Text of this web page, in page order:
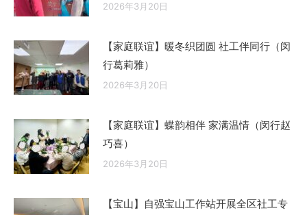
2026年3月20日
【家庭联谊】暖冬织团圆 社工伴同行（闵
行葛莉雅）
2026年3月20日
【家庭联谊】蝶韵相伴 家满温情（闵行赵
巧喜）
2026年3月20日
【宝山】自强宝山工作站开展全区社工专